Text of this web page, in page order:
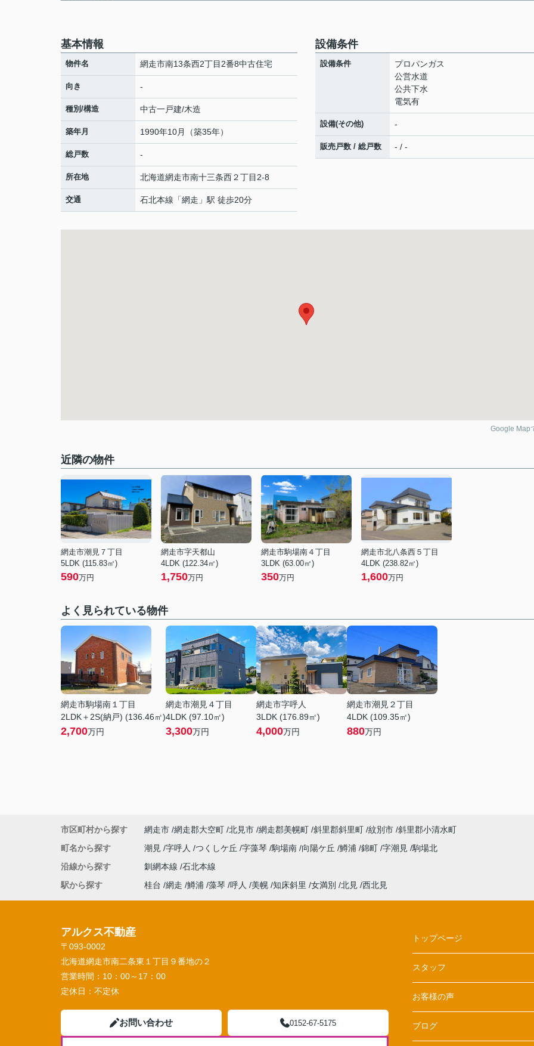
基本情報
物件名 網走市南13条西2丁目2番8中古住宅
向き -
種別/構造 中古一戸建/木造
築年月 1990年10月（築35年）
総戸数 -
所在地 北海道網走市南十三条西２丁目2-8
交通 石北本線 「網走 」駅 徒歩20分
設備条件
設備条件
プロパンガス
公営水道
公共下水
電気有
設備(その他) -
販売戸数 / 総戸数 - / -
Google Map
近隣の物件
網走市潮見７丁目
5LDK (115.83㎡)
590万円
網走市字天都山
4LDK (122.34㎡)
1,750万円
網走市駒場南４丁目
3LDK (63.00㎡)
350万円
網走市北八条西５丁目
4LDK (238.82㎡)
1,600万円
よく見られている物件
網走市駒場南１丁目
2LDK＋2S(納戸) (136.46㎡)
2,700万円
網走市潮見４丁目
4LDK (97.10㎡)
3,300万円
網走市字呼人
3LDK (176.89㎡)
4,000万円
網走市潮見２丁目
4LDK (109.35㎡)
880万円
市区町村から探す 網走市 網走郡大空町 北見市 網走郡美幌町 斜里郡斜里町 紋別市 斜里郡小清水町
町名から探す
潮見 字呼人 つくしケ丘 字藻琴 駒場南 向陽ケ丘 鱒浦 錦町 字潮見 駒場北
沿線から探す
釧網本線 石北本線
駅から探す
桂台 網走 鱒浦 藻琴 呼人 美幌 知床斜里 女満別 北見 西北見
アルクス不動産
〒093-0002
北海道網走市南二条東１丁目９番地の２
営業時間： 10：00～17：00
定休日： 不定休
お問い合わせ 0152-67-5175
トップページ
スタッフ
お客様の声
ブログ